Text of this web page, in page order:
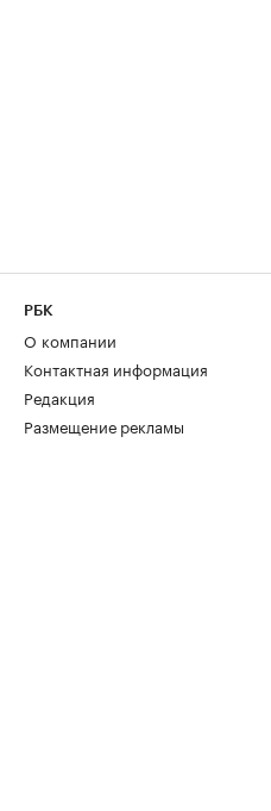
РБК
О компании
Контактная информация
Редакция
Размещение рекламы